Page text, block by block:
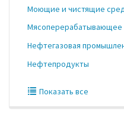
Моющие и чистящие
Мясоперерабатывающее
Нефтегазовая
Нефтепродукты
Показать все